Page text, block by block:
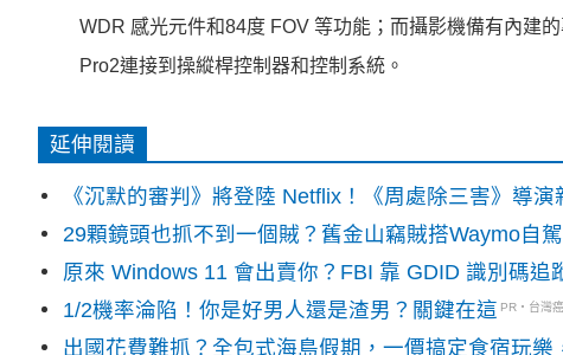
WDR 感光元件和84度 FOV 等功能； 而攝影機備有內建
Pro2連接到操縱桿控制器和控制系統。
延伸閱讀
《沉默的審判》將登陸 Netflix！《周處除三害》導
29顆鏡頭也抓不到一個賊？舊金山竊賊搭Waymo自
原來 Windows 11 會出賣你？FBI 靠 GDID 識別碼
1/2機率淪陷！你是好男人還是渣男？關鍵在這 PR・台灣
出國花費難抓？全包式海島假期，一價搞定食宿玩樂